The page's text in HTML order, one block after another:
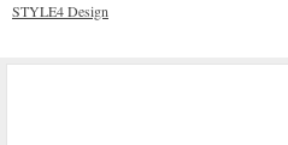
STYLE4 Design